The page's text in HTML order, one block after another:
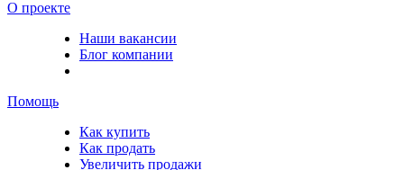
О проекте
Наши вакансии
Блог компании
Помощь
Как купить
Как продать
Увеличить продажи